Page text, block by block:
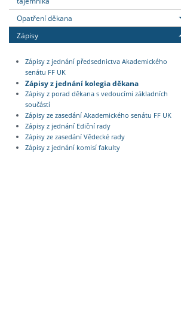
Opatření děkana
Zápisy
Zápisy z jednání předsednictva Akademického
senátu FF UK
Zápisy z jednání kolegia děkana
Zápisy z porad děkana s vedoucími základních
součástí
Zápisy ze zasedání Akademického senátu FF UK
Zápisy z jednání Ediční rady
Zápisy ze zasedání Vědecké rady
Zápisy z jednání komisí fakulty